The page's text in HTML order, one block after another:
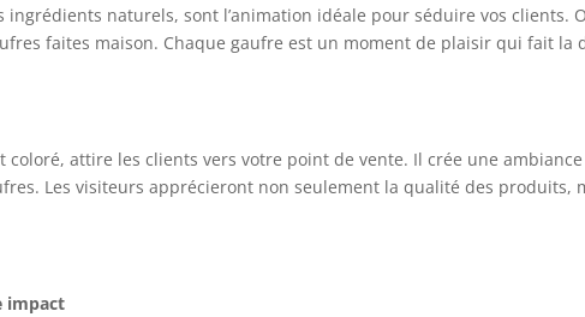
ingrédients naturels, sont l’animation idéale pour séduire vos
faites maison. Chaque gaufre est un moment de plaisir qui fait la
coloré, attire les clients vers votre point de vente. Il crée une
Les visiteurs apprécieront non seulement la qualité des produits,
impact